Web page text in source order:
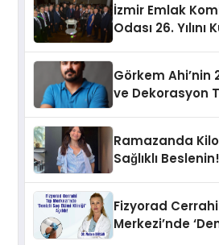
İzmir Emlak
Odası 26. Yılını
Görkem Ahi’nin
ve Dekorasyon
Ramazanda
Sağlıklı Beslenin!
Fizyorad Cerrahi
Merkezi’nde